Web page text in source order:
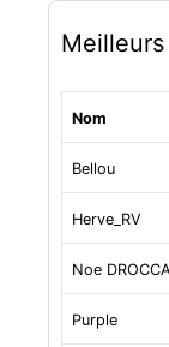
a
Nom
Bellou
Herve_RV
Noe
Purple